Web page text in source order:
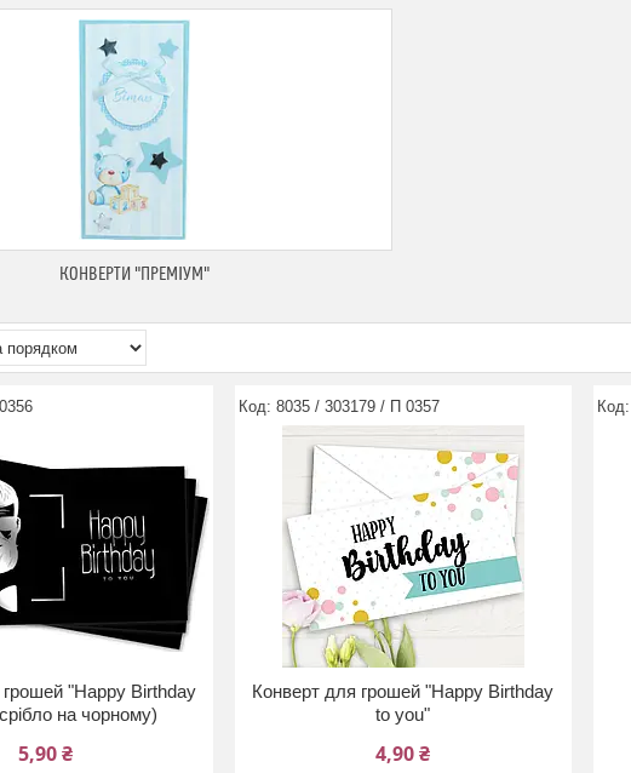
КОНВЕРТИ "ПРЕМІУМ"
"Happy Birthday
на чорному)
5,90 ₴
8035 / 303179 / П 0357
Конверт для грошей "Happy Birthday
to you"
4,90 ₴